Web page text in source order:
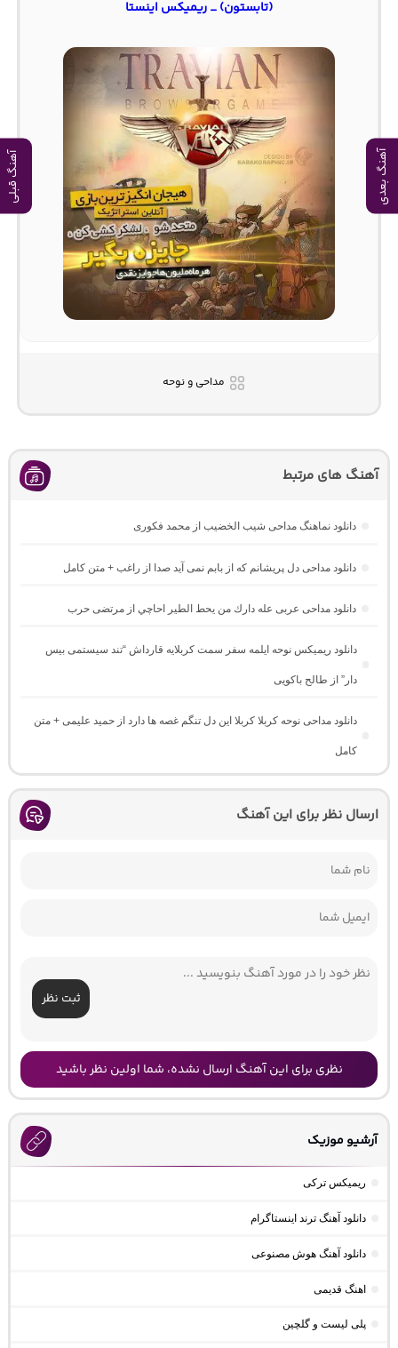
آهنگ بعدی آهنگ قبلی
(تابستون) _ ریمیکس اینستا
مداحی و نوحه
آهنگ های مرتبط
دانلود نماهنگ مداحی شیب الخضیب از محمد فکوری
دانلود مداحی دل پریشانم که از بابم نمی آید صدا از راغب + متن کامل
دانلود مداحی عربی عله دارك من يحط الطير احاچي از مرتضی حرب
دانلود ریمیکس نوحه ایلمه سفر سمت کربلایه قارداش “تند سیستمی بیس
دار” از طالح باکویی
دانلود مداحی نوحه کربلا کربلا این دل تنگم غصه ها دارد از حمید علیمی + متن
کامل
ارسال نظر برای این آهنگ
ثبت نظر
نظری برای این آهنگ ارسال نشده، شما اولین نظر باشید
آرشیو موزیک
ریمیکس ترکی
دانلود آهنگ ترند اینستاگرام
دانلود آهنگ هوش مصنوعی
اهنگ قدیمی
پلی لیست و گلچین